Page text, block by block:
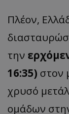
Πλέον,
την
16:35) στον
χρυσό
ομάδων